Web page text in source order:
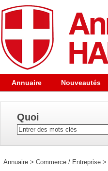
Annuaire Nouveautés
Quoi
Annuaire > Commerce / Entreprise >